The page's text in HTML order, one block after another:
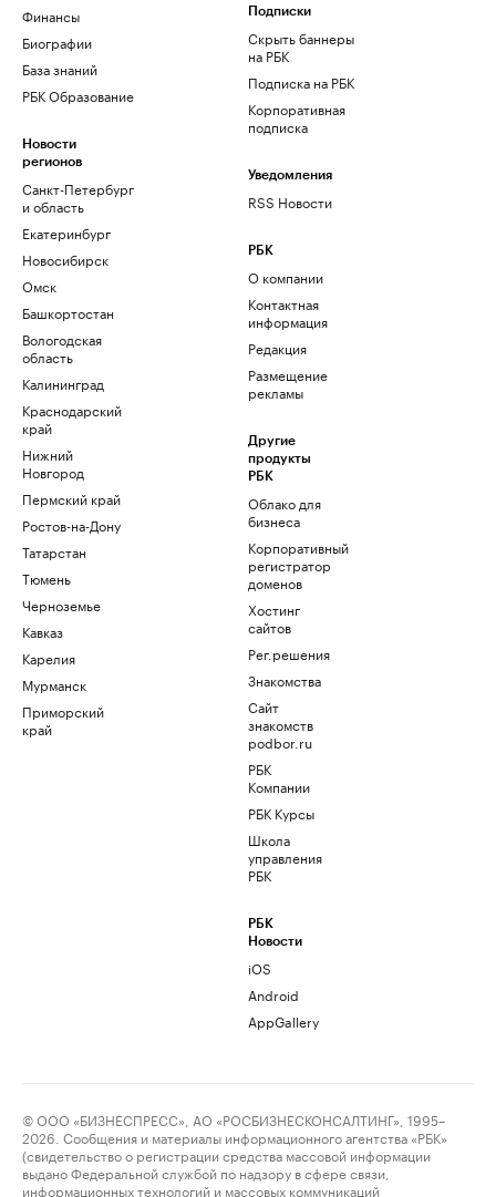
Финансы
Биографии
База знаний
РБК Образование
Новости
регионов
Санкт-Петербург
и область
Екатеринбург
Новосибирск
Омск
Башкортостан
Вологодская
область
Калининград
Краснодарский
край
Нижний
Новгород
Пермский край
Ростов-на-Дону
Татарстан
Тюмень
Черноземье
Кавказ
Карелия
Мурманск
Приморский
край
Подписки
Скрыть баннеры
на РБК
Подписка на РБК
Корпоративная
подписка
Уведомления
RSS Новости
РБК
О компании
Контактная
информация
Редакция
Размещение
рекламы
Другие
продукты
РБК
Облако для
бизнеса
Корпоративный
регистратор
доменов
Хостинг
сайтов
Рег.решения
Знакомства
Сайт
знакомств
podbor.ru
РБК
Компании
РБК Курсы
Школа
управления
РБК
РБК
Новости
iOS
Android
AppGallery
© ООО «БИЗНЕСПРЕСС», АО «РОСБИЗНЕСКОНСАЛТИНГ», 1995–
2026. Сообщения и материалы информационного агентства «РБК»
(свидетельство о регистрации средства массовой информации
выдано Федеральной службой по надзору в сфере связи,
информационных технологий и массовых коммуникаций